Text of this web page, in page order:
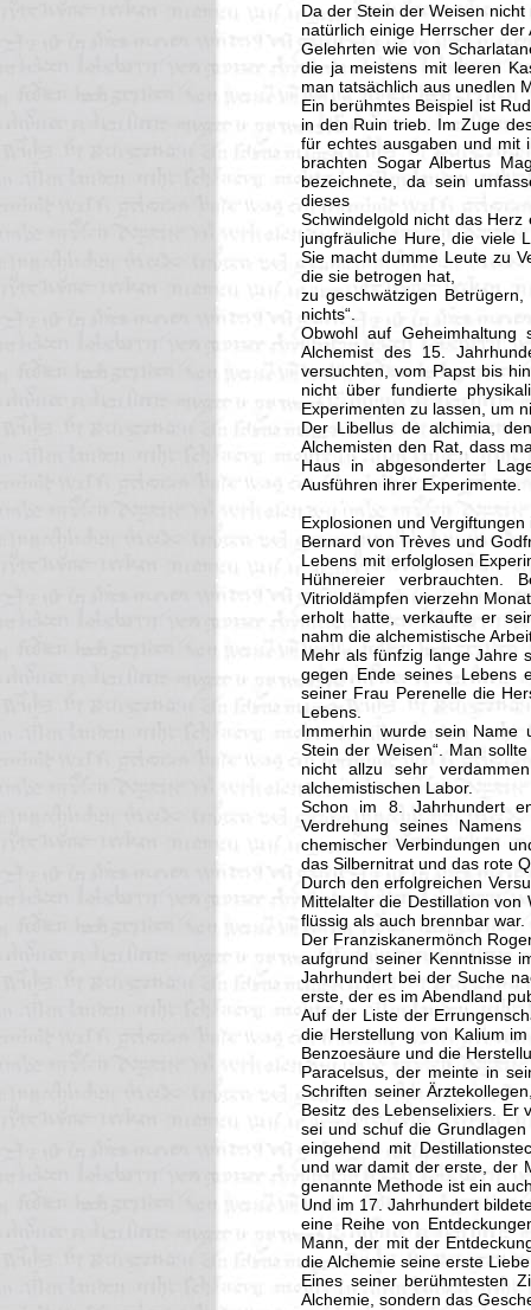
Da der Stein der Weisen
natürlich einige Herrscher
Gelehrten wie von
die ja meistens mit leeren
man tatsächlich aus unedlen
Ein berühmtes Beispiel ist
in den Ruin trieb. Im Zuge
für echtes ausgaben und mit
brachten Sogar Albertus
bezeichnete, da sein
dieses
Schwindelgold nicht das Herz
jungfräuliche Hure, die viele
Sie macht dumme Leute zu
die sie betrogen hat,
zu geschwätzigen
nichts“.
Obwohl auf
Alchemist des 15.
versuchten, vom Papst bis
nicht über fundierte
Experimenten zu lassen, um
Der Libellus de alchimia,
Alchemisten den Rat, dass
Haus in abgesonderter
Ausführen ihrer Experimente.
Explosionen und
Bernard von Trèves und
Lebens mit erfolglosen
Hühnereier
Vitrioldämpfen vierzehn
erholt hatte, verkaufte er
nahm die alchemistische
Mehr als fünfzig lange Jahre
gegen Ende seines Lebens
seiner Frau Perenelle die
Lebens.
Immerhin wurde sein Name
Stein der Weisen“. Man
nicht allzu sehr
alchemistischen Labor.
Schon im 8. Jahrhundert
Verdrehung seines
chemischer Verbindungen
das Silbernitrat und das rote
Durch den erfolgreichen
Mittelalter die Destillation
flüssig als auch brennbar war.
Der Franziskanermönch
aufgrund seiner Kenntnisse
Jahrhundert bei der Suche
erste, der es im Abendland
Auf der Liste der
die Herstellung von Kalium
Benzoesäure und die
Paracelsus, der meinte in
Schriften seiner
Besitz des Lebenselixiers. Er
sei und schuf die
eingehend mit
und war damit der erste, der
genannte Methode ist ein
Und im 17. Jahrhundert
eine Reihe von
Mann, der mit der
die Alchemie seine erste
Eines seiner berühmtesten
Alchemie, sondern das